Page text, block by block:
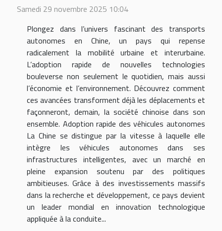
Samedi 29 novembre 2025 10:04
Plongez dans l’univers fascinant des transports
autonomes en Chine, un pays qui repense
radicalement la mobilité urbaine et interurbaine.
L’adoption rapide de nouvelles technologies
bouleverse non seulement le quotidien, mais aussi
l’économie et l’environnement. Découvrez comment
ces avancées transforment déjà les déplacements et
façonneront, demain, la société chinoise dans son
ensemble. Adoption rapide des véhicules autonomes
La Chine se distingue par la vitesse à laquelle elle
intègre les véhicules autonomes dans ses
infrastructures intelligentes, avec un marché en
pleine expansion soutenu par des politiques
ambitieuses. Grâce à des investissements massifs
dans la recherche et développement, ce pays devient
un leader mondial en innovation technologique
appliquée à la conduite...